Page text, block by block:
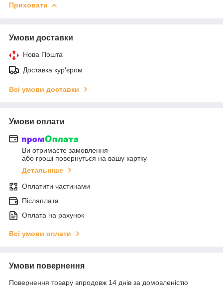
Приховати
Умови доставки
Нова Пошта
Доставка кур'єром
Всі умови доставки
Умови оплати
Ви отримаєте замовлення
або гроші повернуться на вашу картку
Детальніше
Оплатити частинами
Післяплата
Оплата на рахунок
Всі умови оплати
Умови повернення
Повернення товару впродовж 14 днів за домовленістю